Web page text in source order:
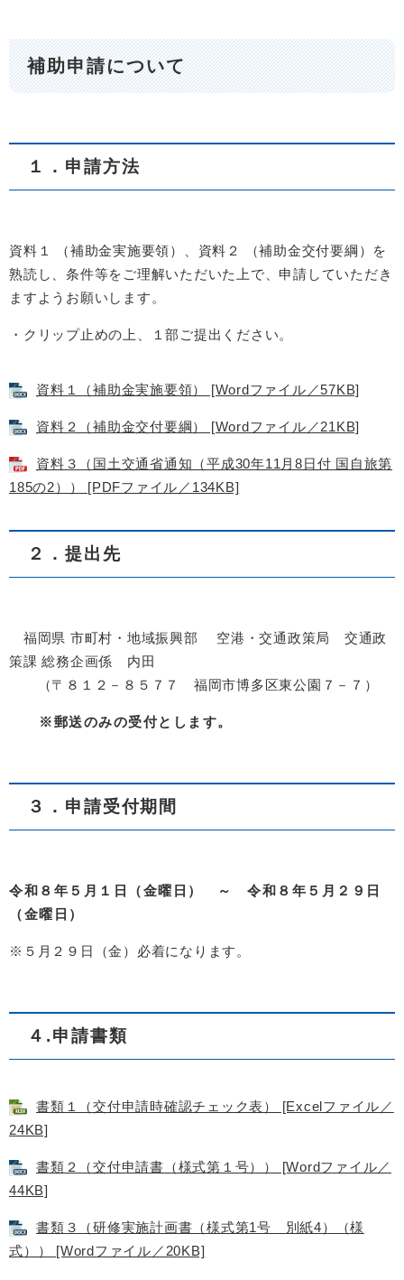
補助申請について
１．申請方法
資料１ （補助金実施要領）、 資料２ （補助金交付要綱）
を
熟読し、条件等をご理解いただいた上で、申請していただき
ますようお願いします。
・クリップ止めの上、１部ご提出ください。
資料１（補助金実施要領） [Wordファイル／57KB]
資料２（補助金交付要綱） [Wordファイル／21KB]
資料３（国土交通省通知（平成30年11月8日付 国自旅第
185の2）） [PDFファイル／134KB]
２．提出先
福岡県 市町村・地域振興部 空港・交通政策局 交通政
策課 総務企画係 内田
（〒８１２－８５７７ 福岡市博多区東公園７－７）
※郵送のみの受付とします。​
３．申請受付期間
令和８年５月１日（金曜日） ～ 令和８年５月２９日
（金曜日）
※５月２９日（金）必着になります。
４.申請書類
書類１（交付申請時確認チェック表） [Excelファイル／
24KB]
書類２（交付申請書（様式第１号）） [Wordファイル／
44KB]
書類３（研修実施計画書（様式第1号 別紙4）（様
式）） [Wordファイル／20KB]